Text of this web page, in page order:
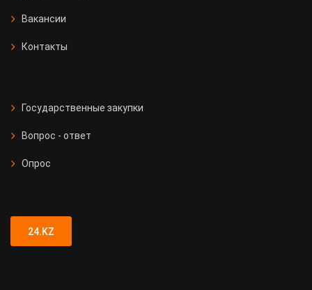
Вакансии
Контакты
Государственные закупки
Вопрос - ответ
Опрос
24.KZ